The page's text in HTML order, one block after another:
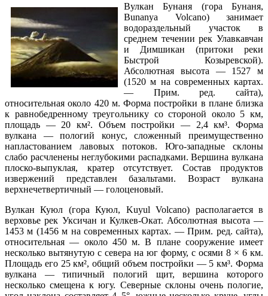
Вулкан Бунаня (гора Бунаня,
Bunanya Volcano) занимает
водораздельный участок в
среднем течении рек Улавкавчан
и Димшикан (притоки реки
Быстрой Козыревской).
Абсолютная высота — 1527 м
(1520 м на современных картах.
— Прим. ред. сайта),
относительная около 420 м. Форма постройки в плане близка
к равнобедренному треугольнику со стороной около 5 км,
площадь — 20 км². Объем постройки — 2,4 км³. Форма
вулкана — пологий конус, сложенный преимущественно
напластованием лавовых потоков. Юго-западные склоны
слабо расчленены неглубокими распадками. Вершина вулкана
плоско-выпуклая, кратер отсутствует. Состав продуктов
извержений представлен базальтами. Возраст вулкана
верхнечетвертичный — голоценовый.
Вулкан Куюл (гора Куюл, Kuyul Volcano) располагается в
верховье рек Уксичан и Кулкев-Окат. Абсолютная высота —
1453 м (1456 м на современных картах. — Прим. ред. сайта),
относительная — около 450 м. В плане сооружение имеет
несколько вытянутую с севера на юг форму, с осями 8 × 6 км.
Площадь его 25 км², общий объем постройки — 5 км³. Форма
вулкана — типичный пологий щит, вершина которого
несколько смещена к югу. Северные склоны очень пологие,